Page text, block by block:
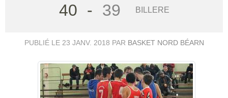
40 - 39 BILLERE
PUBLIÉ LE 23 JANV. 2018 PAR BASKET NORD BÉARN